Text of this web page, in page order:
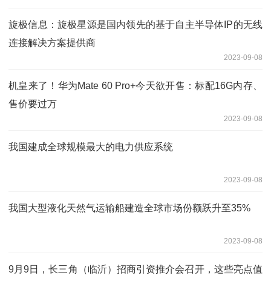
旋极信息：旋极星源是国内领先的基于自主半导体IP的无线
连接解决方案提供商
2023-09-08
机皇来了！华为Mate 60 Pro+今天欲开售：标配16G内存、
售价要过万
2023-09-08
我国建成全球规模最大的电力供应系统
2023-09-08
我国大型液化天然气运输船建造全球市场份额跃升至35%
2023-09-08
9月9日，长三角（临沂）招商引资推介会召开，这些亮点值